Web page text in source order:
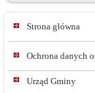
Strona główna
Ochrona danych
Urząd Gminy